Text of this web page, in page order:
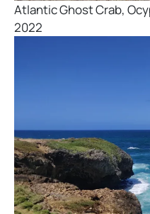
Atlantic Ghost Crab,
2022